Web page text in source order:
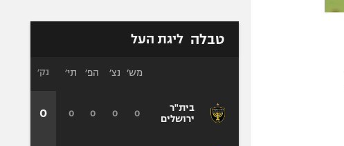
טבלה ליגת העל
בית"ר
ירושלים
מש׳ נצ׳ הפ׳ תי׳
0
0
0
0
נק׳
0